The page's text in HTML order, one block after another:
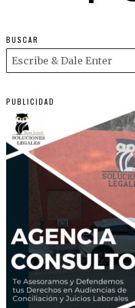
BUSCAR
PUBLICIDAD